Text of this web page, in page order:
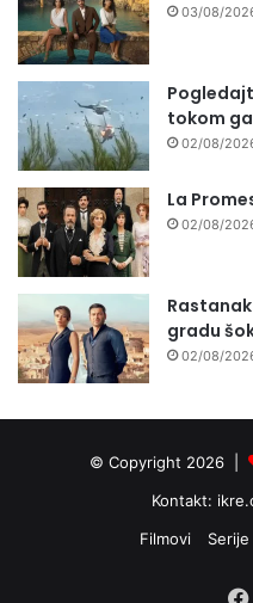
03/08/
tokom
02/08/
La
02/08/
gradu
02/08/
© Copyright 2026 |
Kontakt:
Filmovi
Serije